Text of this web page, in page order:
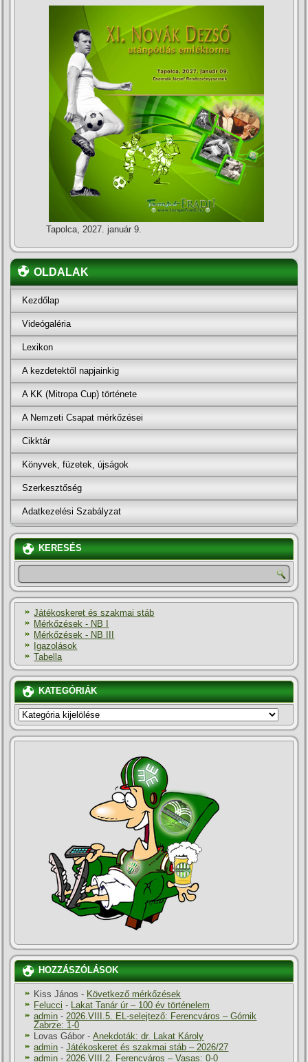
Tapolca, 2027. január 9.
OLDALAK
Kezdőlap
Videógaléria
Lexikon
A kezdetektől napjainkig
A KK (Mitropa Cup) története
A Nemzeti Csapat mérkőzései
Cikktár
Könyvek, füzetek, újságok
Szerkesztőség
Adatkezelési Szabályzat
KERESÉS
Játékoskeret és szakmai stáb
Mérkőzések - NB I
Mérkőzések - NB III
Igazolások
Tabella
KATEGÓRIÁK
KATEGÓRIÁK
HOZZÁSZÓLÁSOK
Kiss János - Következő mérkőzések
Felucci - Lakat Tanár úr – 100 év történelem
admin -2026.VIII.5. EL-selejtező: Ferencváros – Górnik
Zabrze: 1-0
Lovas Gábor -Anekdoták: dr. Lakat Károly
admin -Játékoskeret és szakmai stáb – 2026/27
admin -2026.VIII.2. Ferencváros – Vasas: 0-0